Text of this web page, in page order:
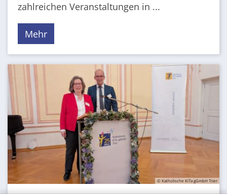
zahlreichen Veranstaltungen in ...
Mehr
© Katholische KiTa gGmbH Trier